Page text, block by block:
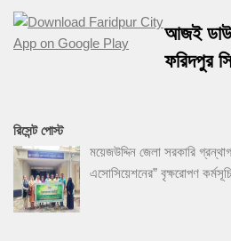
আজই
ফরিদপুর
রিসেন্ট পোস্ট
ময়েজউদ্দিন জেলা সরকারি
এসোসিয়েশনের” বৃক্ষরোপণ